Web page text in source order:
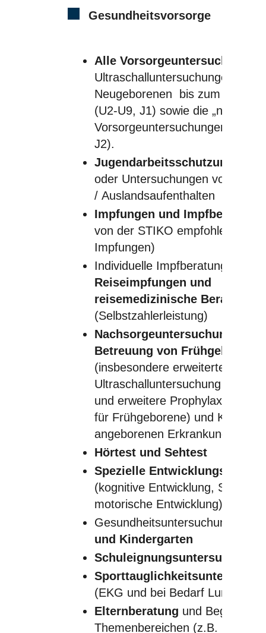
Gesundheitsvorsorge
Alle Vorsorgeuntersuchungen
Ultraschalluntersuchungen) vom
Neugeborenen bis zum
(U2-U9, J1) sowie die „neuen“
Vorsorgeuntersuchungen (U10,
J2).
oder Untersuchungen vor
/ Auslandsaufenthalten
Impfungen und
von der STIKO empfohlenen
Impfungen)
Individuelle Impfberatung auch
Reiseimpfungen und
reisemedizinische Beratung
(Selbstzahlerleistung)
Nachsorgeuntersuchungen
Betreuung von
(insbesondere erweiterte
Ultraschalluntersuchung des
und erweitere Prophylaxe
für Frühgeborene) und Kindern
angeborenen Erkrankungen
Hörtest und Sehtest
Spezielle
(kognitive Entwicklung,
motorische Entwicklung)
Gesundheitsuntersuchungen
und Kindergarten
(EKG und bei Bedarf
Elternberatung und Begleitung
Themenbereichen (z.B.